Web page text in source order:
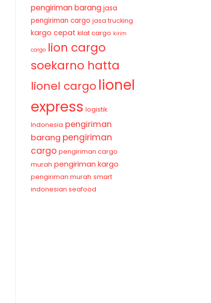
pengiriman barang jasa
pengiriman cargo jasa trucking
kargo cepat kilat cargo kirim
cargo lion cargo
soekarno hatta
lionel cargo lionel
express logistik
Indonesia pengiriman
barang pengiriman
cargo pengiriman cargo
murah pengiriman kargo
pengiriman murah smart
indonesian seafood